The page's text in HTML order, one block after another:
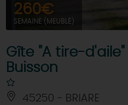
260€
SEMAINE (MEUBLÉ)
Gîte "A tire-
Buisson
45250 - BRIARE